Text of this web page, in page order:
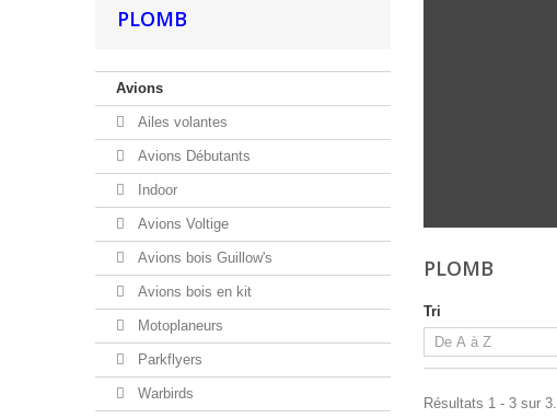
PLOMB
Avions
Ailes volantes
Avions Débutants
Indoor
Avions Voltige
Avions bois Guillow's
Avions bois en kit
Motoplaneurs
Parkflyers
Warbirds
PLOMB
Tri
Résultats 1 - 3 sur 3.